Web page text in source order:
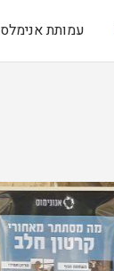
עמותת אנימלס